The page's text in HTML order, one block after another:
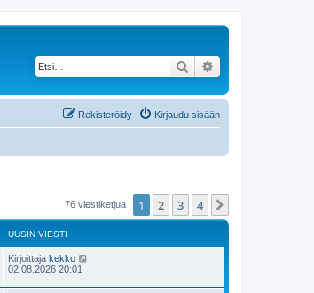
Etsi
Kirjaudu sisään
Rekisteröidy
76 viestiketjua 1 2 3 4
UUSIN VIESTI
Kirjoittaja kekko
02.08.2026 20:01